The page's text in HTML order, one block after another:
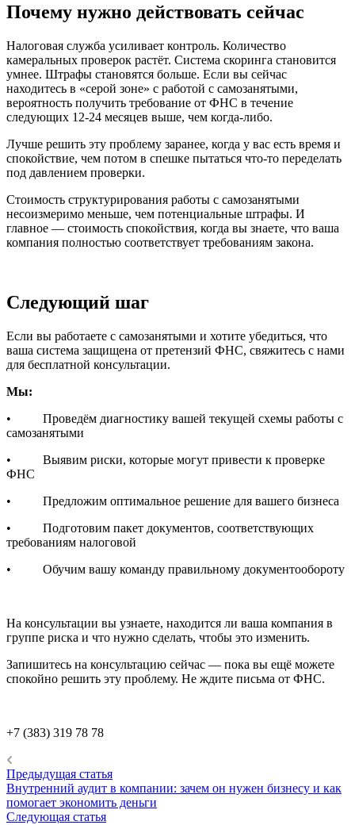
Почему нужно действовать сейчас
Налоговая служба усиливает контроль. Количество
камеральных проверок растёт. Система скоринга становится
умнее. Штрафы становятся больше. Если вы сейчас
находитесь в «серой зоне» с работой с самозанятыми,
вероятность получить требование от ФНС в течение
следующих 12-24 месяцев выше, чем когда-либо.
Лучше решить эту проблему заранее, когда у вас есть время и
спокойствие, чем потом в спешке пытаться что-то переделать
под давлением проверки.
Стоимость структурирования работы с самозанятыми
несоизмеримо меньше, чем потенциальные штрафы. И
главное — стоимость спокойствия, когда вы знаете, что ваша
компания полностью соответствует требованиям закона.
Следующий шаг
Если вы работаете с самозанятыми и хотите убедиться, что
ваша система защищена от претензий ФНС, свяжитесь с нами
для бесплатной консультации.
Мы:
• Проведём диагностику вашей текущей схемы работы с
самозанятыми
• Выявим риски, которые могут привести к проверке
ФНС
• Предложим оптимальное решение для вашего бизнеса
• Подготовим пакет документов, соответствующих
требованиям налоговой
• Обучим вашу команду правильному документообороту
На консультации вы узнаете, находится ли ваша компания в
группе риска и что нужно сделать, чтобы это изменить.
Запишитесь на консультацию сейчас — пока вы ещё можете
спокойно решить эту проблему. Не ждите письма от ФНС.
+7 (383) 319 78 78
Предыдущая статья
Внутренний аудит в компании: зачем он нужен бизнесу и как
помогает экономить деньги
Следующая статья